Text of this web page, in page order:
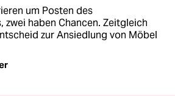
um Posten des
haben Chancen. Zeitgleich
zur Ansiedlung von Möbel